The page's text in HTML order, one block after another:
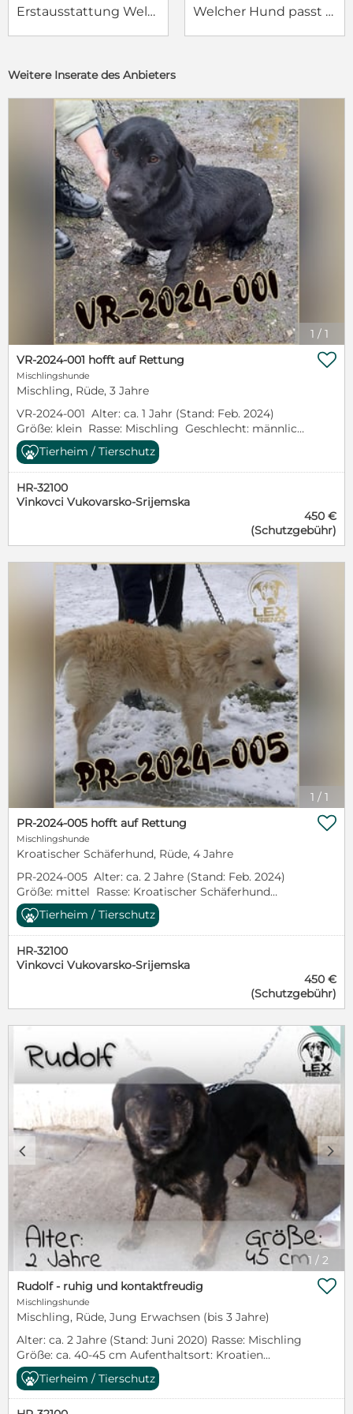
Erstausstattung Welpe Welcher Hund passt zu mir?
Weitere Inserate des Anbieters
1 / 1
VR-2024-001 hofft auf Rettung
Mischlingshunde
Mischling, Rüde, 3 Jahre
VR-2024-001 Alter: ca. 1 Jahr (Stand: Feb. 2024)
Größe: klein Rasse: Mischling Geschlecht: männlich
Aufenthaltsort: Kroatien Im Tierheim seit: Anfang
2024 Dieser Hund befindet sich noch in einem
öffentlichen Tierheim in Kroatien. Bei ernsthaftem
Interesse werden wir uns um mehr Informationen
und ein paar Bilder kümmern. Bei Interesse gerne

Tierheim / Tierschutz
HR-32100
Vinkovci Vukovarsko-Srijemska
450 €
(Schutzgebühr)
1 / 1
PR-2024-005 hofft auf Rettung
Mischlingshunde
Kroatischer Schäferhund, Rüde, 4 Jahre
PR-2024-005 Alter: ca. 2 Jahre (Stand: Feb. 2024)
Größe: mittel Rasse: Kroatischer Schäferhund
Mischling Geschlecht: männlich Aufenthaltsort:
Kroatien Im Tierheim seit: Anfang 2024 Dieser
Hund befindet sich noch in einem öffentlichen
Tierheim in Kroatien. Bei ernsthaftem Interesse
werden wir uns um mehr Informationen und ein
https://www.lexfriendz.com/adoption

Tierheim / Tierschutz
HR-32100
Vinkovci Vukovarsko-Srijemska
450 €
(Schutzgebühr)
1 / 2
c d
Rudolf - ruhig und kontaktfreudig
Mischlingshunde
Mischling, Rüde, Jung Erwachsen (bis 3 Jahre)
Alter: ca. 2 Jahre (Stand: Juni 2020) Rasse: Mischling
Größe: ca. 40-45 cm Aufenthaltsort: Kroatien
Kastriert: ja Artgenossen: verträglich Katzen:
unbekannt Kinder: unbekannt Rudolf, er ist doch süß
und besonders, oder? Vom Wesen her zeigt er sich

Tierheim / Tierschutz